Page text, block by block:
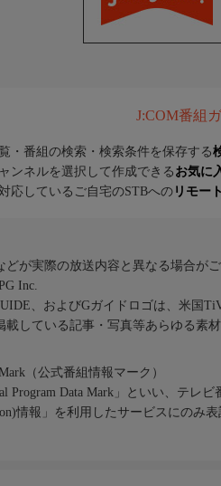
J:COM番組
・番組の検索・検索条件を保存する
ンネルを選択して作成できる お気に
応しているご自宅のSTBへの リモー
が実際の放送内容と異なる場合がご
Inc.
、およびGガイドロゴは、米国
載している記事・写真等あらゆる素
（公式番組情報マーク）
Program Data Mark」といい、テレビ
情報」を利用したサービスにのみ